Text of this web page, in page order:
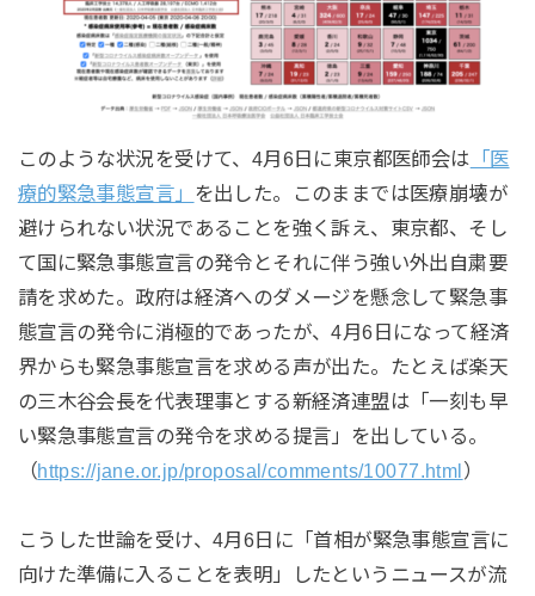
このような状況を受けて、4月6日に東京都医師会は 「医
療的緊急事態宣言」 を出した。このままでは医療崩壊が
避けられない状況であることを強く訴え、東京都、そし
て国に緊急事態宣言の発令とそれに伴う強い外出自粛要
請を求めた。政府は経済へのダメージを懸念して緊急事
態宣言の発令に消極的であったが、4月6日になって経済
界からも緊急事態宣言を求める声が出た。たとえば楽天
の三木谷会長を代表理事とする新経済連盟は「一刻も早
い緊急事態宣言の発令を求める提言」を出している。
（https://jane.or.jp/proposal/comments/10077.html）
こうした世論を受け、4月6日に「首相が緊急事態宣言に
向けた準備に入ることを表明」したというニュースが流